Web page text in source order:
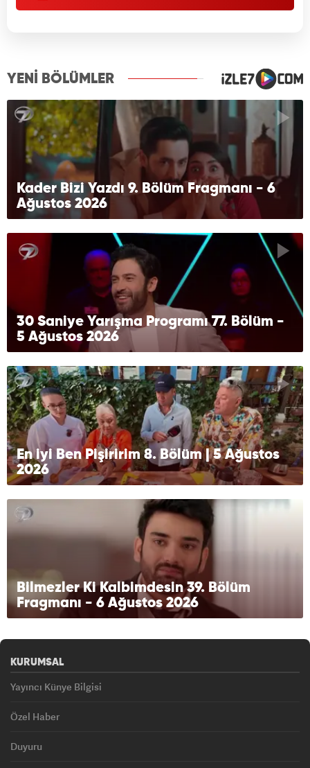
YENİ BÖLÜMLER
Kader Bizi Yazdı 9. Bölüm Fragmanı - 6
Ağustos 2026
30 Saniye Yarışma Programı 77. Bölüm -
5 Ağustos 2026
En iyi Ben Pişiririm 8. Bölüm | 5 Ağustos
2026
Bilmezler Ki Kalbimdesin 39. Bölüm
Fragmanı - 6 Ağustos 2026
KURUMSAL
Yayıncı Künye Bilgisi
Özel Haber
Duyuru